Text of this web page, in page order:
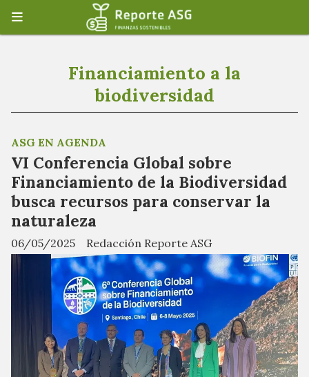
Financiamiento a la
biodiversidad
VI Conferencia Global sobre
Financiamiento de la Biodiversidad
busca recursos para conservar la
naturaleza
Redacción Reporte ASG
ASG EN AGENDA
06/05/2025